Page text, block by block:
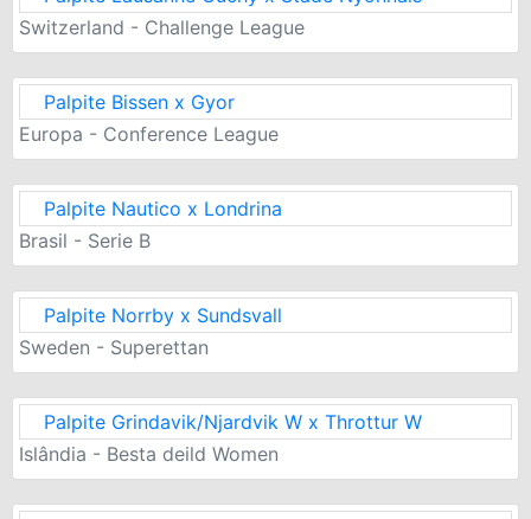
Switzerland - Challenge League
Palpite Bissen x Gyor
Europa - Conference League
Palpite Nautico x Londrina
Brasil - Serie B
Palpite Norrby x Sundsvall
Sweden - Superettan
Palpite Grindavik/Njardvik W x Throttur W
Islândia - Besta deild Women